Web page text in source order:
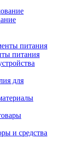
питания
для